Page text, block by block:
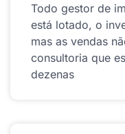
Todo gestor de
está lotado, o
mas as vendas
consultoria que
dezenas